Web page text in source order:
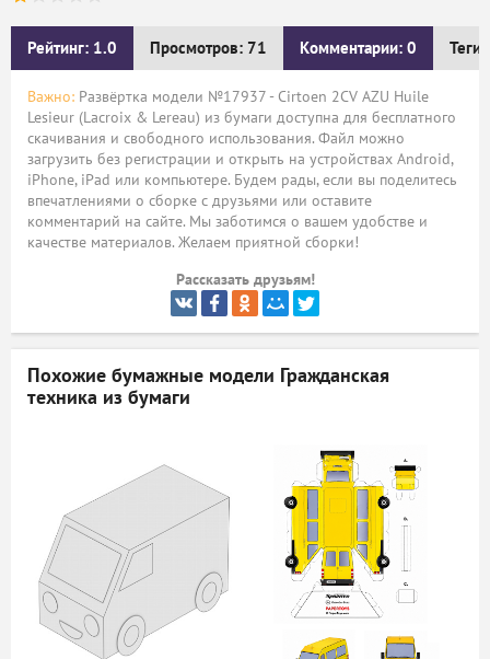
Рейтинг: 1.0 Просмотров: 71 Комментарии: 0 Теги:
Важно: Развёртка модели №17937 - Cirtoen 2CV AZU Huile
Lesieur (Lacroix & Lereau) из бумаги доступна для бесплатного
скачивания и свободного использования. Файл можно
загрузить без регистрации и открыть на устройствах Android,
iPhone, iPad или компьютере. Будем рады, если вы поделитесь
впечатлениями о сборке с друзьями или оставите
комментарий на сайте. Мы заботимся о вашем удобстве и
качестве материалов. Желаем приятной сборки!
Рассказать друзьям!
Похожие бумажные модели Гражданская
техника из бумаги